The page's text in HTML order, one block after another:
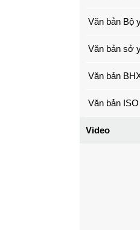
Văn bản Bộ
Văn bản sở
Văn bản
Văn bản ISO
Video